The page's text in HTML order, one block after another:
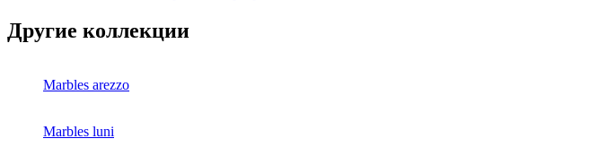
Другие коллекции
Marbles arezzo
Marbles luni